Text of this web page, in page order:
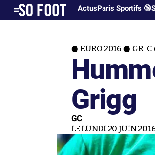
ActusParis Sportifs 🔞
EURO 2016 GR. C
Grigg
GC
LE LUNDI 20 JUIN